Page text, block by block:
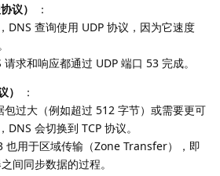
议）
：
DNS 查询使用 UDP 协议，因为它速度
求和响应都通过 UDP 端口 53 完成。
）
：
包过大（例如超过 512 字节）或需要更可
DNS 会切换到 TCP 协议。
也用于区域传输（Zone Transfer），即
间同步数据的过程。